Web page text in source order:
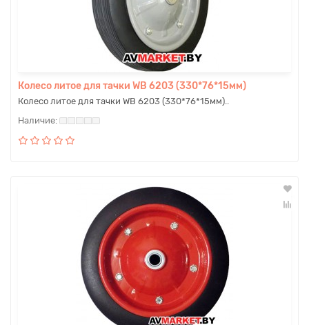
Колесо литое для тачки WB 6203 (330*76*15мм)
Колесо литое для тачки WB 6203 (330*76*15мм)..